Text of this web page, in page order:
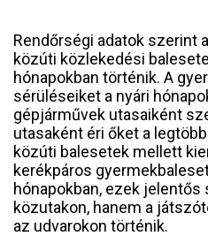
Rendőrségi adatok szerint
közúti közlekedési
hónapokban történik. A
sérüléseiket a nyári
gépjárművek utasaiként
utasaként éri őket a
közúti balesetek mellett
kerékpáros
hónapokban, ezek jelentős
közutakon, hanem a
az udvarokon történik.